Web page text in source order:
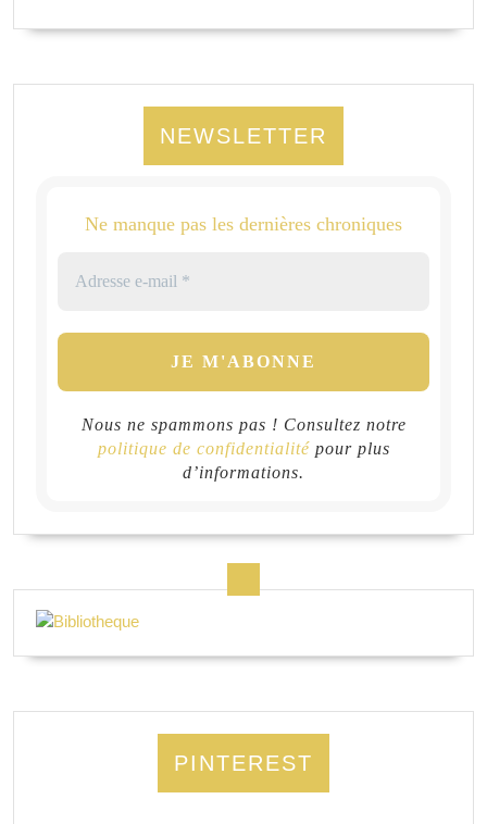
NEWSLETTER
Ne manque pas les dernières chroniques
Nous ne spammons pas ! Consultez notre
politique de confidentialitépour plus
d’informations.
PINTEREST